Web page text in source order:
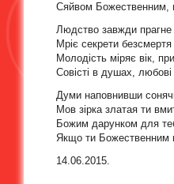
Сяйвом Божественним,
Людство завжди прагне
Мріє секрети безсмертя
Молодість міряє вік,
Совісті в душах,
Думи наповнивши
Мов зірка златая ти
Божим дарунком для
Якщо ти Божественним
14.06.2015.